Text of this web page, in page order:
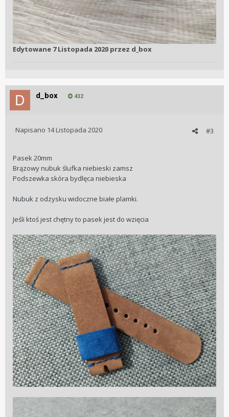
Edytowane 7 Listopada 2020 przez d_box
d_box 432
#3
Napisano 14 Listopada 2020
Pasek 20mm
Brązowy nubuk ślufka niebieski zamsz
Podszewka skóra bydlęca niebieska
Nubuk z odzysku widoczne białe plamki.
Jeśli ktoś jest chętny to pasek jest do wzięcia